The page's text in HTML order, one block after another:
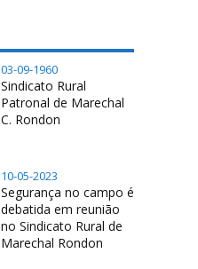
03-09-1960
Sindicato Rural
Patronal de Marechal
C. Rondon
10-05-2023
Segurança no campo é
debatida em reunião
no Sindicato Rural de
Marechal Rondon